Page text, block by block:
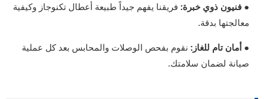
● فنيون ذوي خبرة: فريقنا يفهم جيداً طبيعة أعطال تكنوجاز وكيفية
معالجتها بدقة.
● أمان تام للغاز: نقوم بفحص الوصلات والمحابس بعد كل عملية
صيانة لضمان سلامتك.